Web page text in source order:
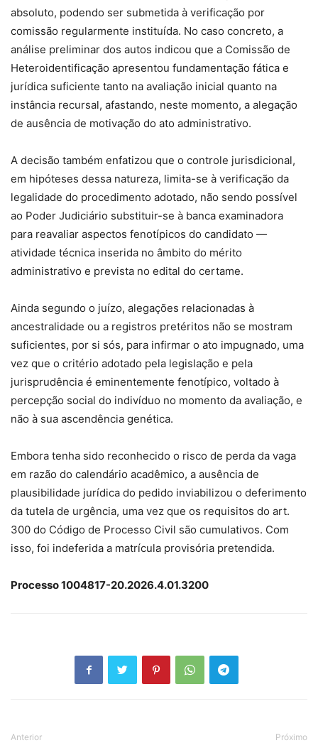
absoluto, podendo ser submetida à verificação por
comissão regularmente instituída. No caso concreto, a
análise preliminar dos autos indicou que a Comissão de
Heteroidentificação apresentou fundamentação fática e
jurídica suficiente tanto na avaliação inicial quanto na
instância recursal, afastando, neste momento, a alegação
de ausência de motivação do ato administrativo.
A decisão também enfatizou que o controle jurisdicional,
em hipóteses dessa natureza, limita-se à verificação da
legalidade do procedimento adotado, não sendo possível
ao Poder Judiciário substituir-se à banca examinadora
para reavaliar aspectos fenotípicos do candidato —
atividade técnica inserida no âmbito do mérito
administrativo e prevista no edital do certame.
Ainda segundo o juízo, alegações relacionadas à
ancestralidade ou a registros pretéritos não se mostram
suficientes, por si sós, para infirmar o ato impugnado, uma
vez que o critério adotado pela legislação e pela
jurisprudência é eminentemente fenotípico, voltado à
percepção social do indivíduo no momento da avaliação, e
não à sua ascendência genética.
Embora tenha sido reconhecido o risco de perda da vaga
em razão do calendário acadêmico, a ausência de
plausibilidade jurídica do pedido inviabilizou o deferimento
da tutela de urgência, uma vez que os requisitos do art.
300 do Código de Processo Civil são cumulativos. Com
isso, foi indeferida a matrícula provisória pretendida.
Processo 1004817-20.2026.4.01.3200
Anterior Próximo